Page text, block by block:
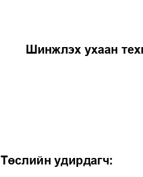
Шинжлэх ухаан
Төслийн удирдагч: